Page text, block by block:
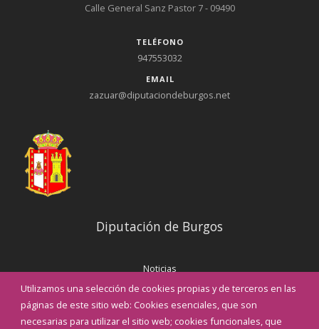
Utilizamos una selección de cookies propias y de terceros en las
páginas de este sitio web: Cookies esenciales, que son
necesarias para utilizar el sitio web; cookies funcionales, que
Calle General Sanz Pastor 7 - 09490
TELÉFONO
947553032
EMAIL
zazuar@diputaciondeburgos.net
Diputación de Burgos
Noticias
Eventos
Corporación Municipal
Teléfonos de interés